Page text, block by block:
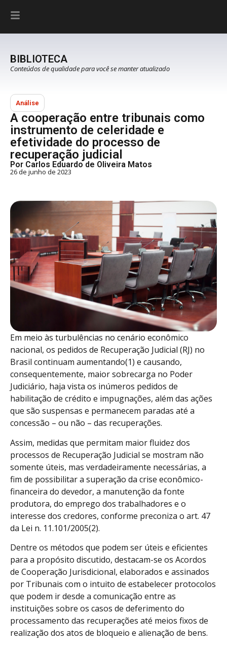
BIBLIOTECA
Conteúdos de qualidade para você se manter atualizado
Análise
A cooperação entre tribunais como
instrumento de celeridade e
efetividade do processo de
recuperação judicial
Por Carlos Eduardo de Oliveira Matos
26 de junho de 2023
Em meio às turbulências no cenário econômico
nacional, os pedidos de Recuperação Judicial (RJ) no
Brasil continuam aumentando(1) e causando,
consequentemente, maior sobrecarga no Poder
Judiciário, haja vista os inúmeros pedidos de
habilitação de crédito e impugnações, além das ações
que são suspensas e permanecem paradas até a
concessão – ou não – das recuperações.
Assim, medidas que permitam maior fluidez dos
processos de Recuperação Judicial se mostram não
somente úteis, mas verdadeiramente necessárias, a
fim de possibilitar a superação da crise econômico-
financeira do devedor, a manutenção da fonte
produtora, do emprego dos trabalhadores e o
interesse dos credores, conforme preconiza o art. 47
da Lei n. 11.101/2005(2).
Dentre os métodos que podem ser úteis e eficientes
para a propósito discutido, destacam-se os Acordos
de Cooperação Jurisdicional, elaborados e assinados
por Tribunais com o intuito de estabelecer protocolos
que podem ir desde a comunicação entre as
instituições sobre os casos de deferimento do
processamento das recuperações até meios fixos de
realização dos atos de bloqueio e alienação de bens.